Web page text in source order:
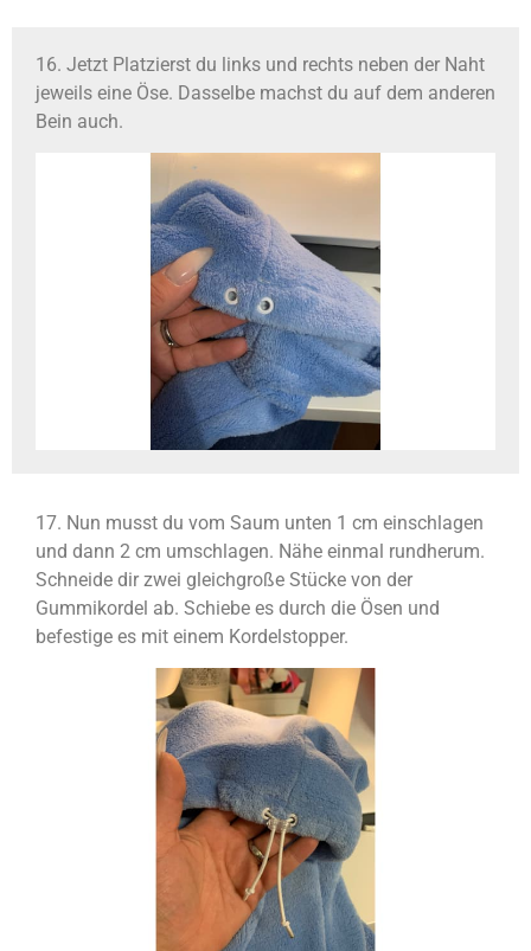
16. Jetzt Platzierst du links und rechts neben der Naht
jeweils eine Öse. Dasselbe machst du auf dem anderen
Bein auch.
17. Nun musst du vom Saum unten 1 cm einschlagen
und dann 2 cm umschlagen. Nähe einmal rundherum.
Schneide dir zwei gleichgroße Stücke von der
Gummikordel ab. Schiebe es durch die Ösen und
befestige es mit einem Kordelstopper.